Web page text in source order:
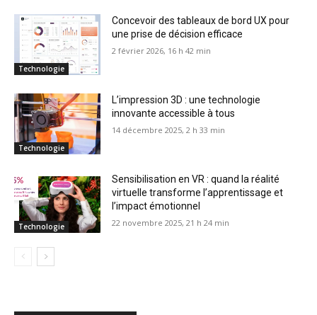
Technologie
Concevoir des tableaux de bord UX pour
une prise de décision efficace
2 février 2026, 16 h 42 min
Technologie
L’impression 3D : une technologie
innovante accessible à tous
14 décembre 2025, 2 h 33 min
Technologie
Sensibilisation en VR : quand la réalité
virtuelle transforme l’apprentissage et
l’impact émotionnel
22 novembre 2025, 21 h 24 min